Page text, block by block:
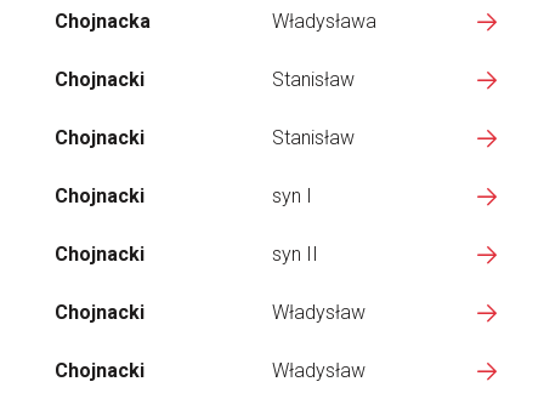
Chojnacka Władysława
Chojnacki Stanisław
Chojnacki Stanisław
Chojnacki syn I
Chojnacki syn II
Chojnacki Władysław
Chojnacki Władysław